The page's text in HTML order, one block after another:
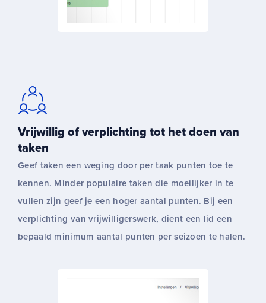
Vrijwillig of verplichting tot het doen van
taken
Geef taken een weging door per taak punten toe te
kennen. Minder populaire taken die moeilijker in te
vullen zijn geef je een hoger aantal punten. Bij een
verplichting van vrijwilligerswerk, dient een lid een
bepaald minimum aantal punten per seizoen te halen.